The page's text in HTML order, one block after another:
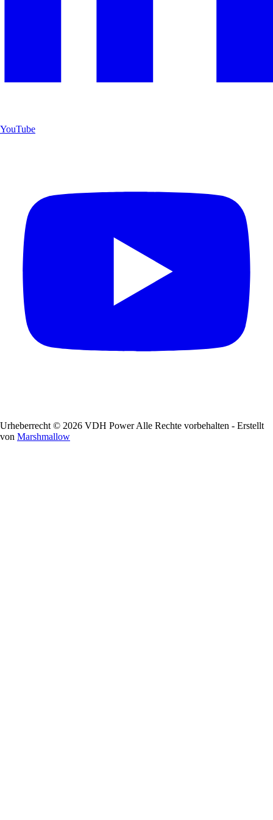
YouTube
Urheberrecht © 2026 VDH Power Alle Rechte vorbehalten - Erstellt
von Marshmallow